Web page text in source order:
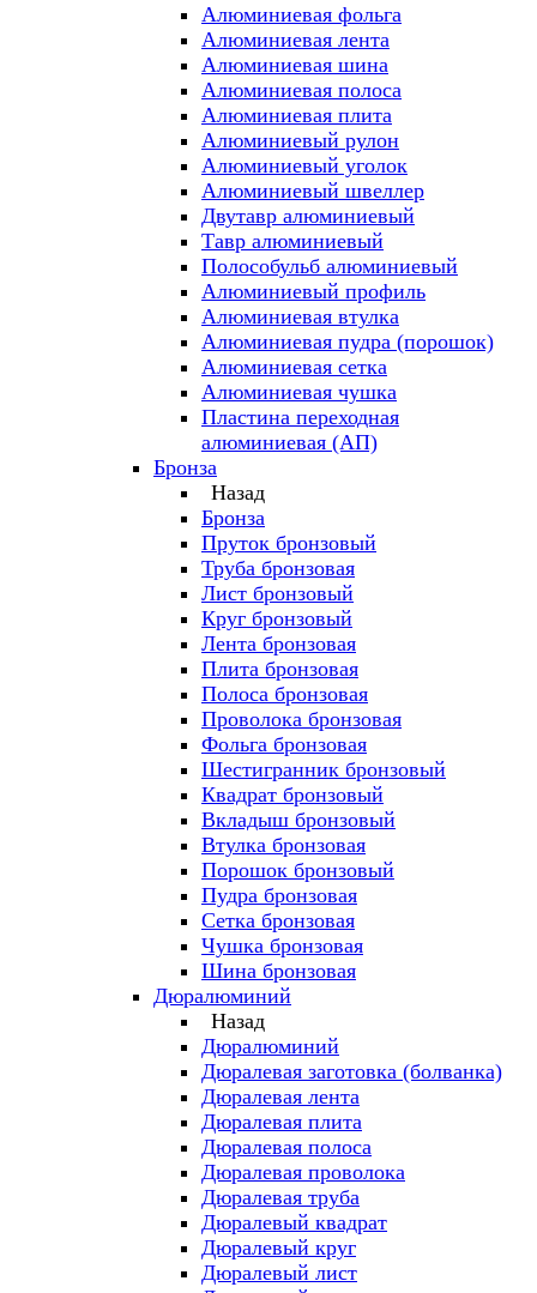
Алюминиевая фольга
Алюминиевая лента
Алюминиевая шина
Алюминиевая полоса
Алюминиевая плита
Алюминиевый рулон
Алюминиевый уголок
Алюминиевый швеллер
Двутавр алюминиевый
Тавр алюминиевый
Полособульб алюминиевый
Алюминиевый профиль
Алюминиевая втулка
Алюминиевая пудра (порошок)
Алюминиевая сетка
Алюминиевая чушка
Пластина переходная
алюминиевая (АП)
Бронза
Назад
Бронза
Пруток бронзовый
Труба бронзовая
Лист бронзовый
Круг бронзовый
Лента бронзовая
Плита бронзовая
Полоса бронзовая
Проволока бронзовая
Фольга бронзовая
Шестигранник бронзовый
Квадрат бронзовый
Вкладыш бронзовый
Втулка бронзовая
Порошок бронзовый
Пудра бронзовая
Сетка бронзовая
Чушка бронзовая
Шина бронзовая
Дюралюминий
Назад
Дюралюминий
Дюралевая заготовка (болванка)
Дюралевая лента
Дюралевая плита
Дюралевая полоса
Дюралевая проволока
Дюралевая труба
Дюралевый квадрат
Дюралевый круг
Дюралевый лист